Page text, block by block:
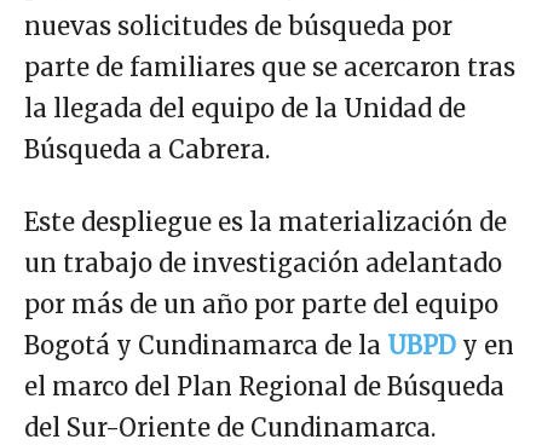
nuevas solicitudes de búsqueda por
parte de familiares que se acercaron tras
la llegada del equipo de la Unidad de
Búsqueda a Cabrera.
Este despliegue es la materialización de
un trabajo de investigación adelantado
por más de un año por parte del equipo
Bogotá y Cundinamarca de la UBPD y en
el marco del Plan Regional de Búsqueda
del Sur-Oriente de Cundinamarca.